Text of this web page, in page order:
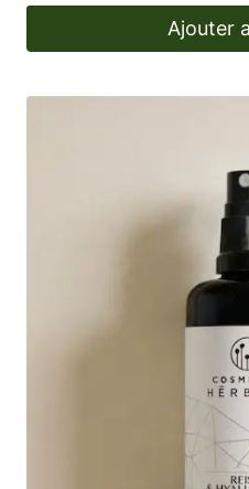
Ajouter